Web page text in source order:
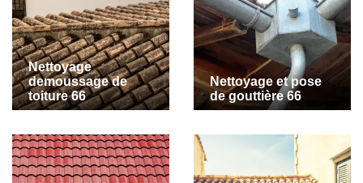
Nettoyage
demoussage de
toiture 66
Nettoyage et pose
de gouttière 66